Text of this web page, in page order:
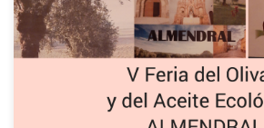
APLAZADAS POR LA INCIDENCIA DEL
Almendral Fecha: Del 12 al 22 de marzo de
OLIVAR Y DEL ACEITE ECOLÓGICO
gastronómicas Sábado 14 de marzo 12:30
Centro Cultural. El AOVE como
Tomas Carbonero miembro de […]